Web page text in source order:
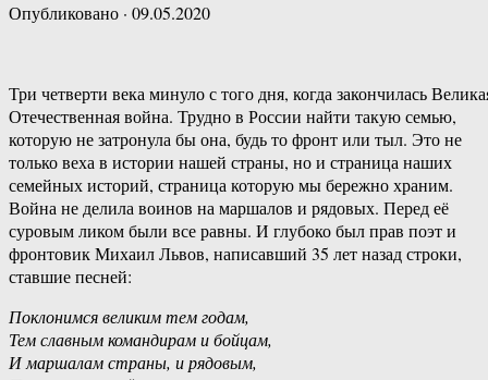
Опубликовано · 09.05.2020
Три четверти века минуло с того дня, когда закончилась
Отечественная война. Трудно в России найти такую семью,
которую не затронула бы она, будь то фронт или тыл. Это не
только веха в истории нашей страны, но и страница наших
семейных историй, страница которую мы бережно храним.
Война не делила воинов на маршалов и рядовых. Перед её
суровым ликом были все равны. И глубоко был прав поэт и
фронтовик Михаил Львов, написавший 35 лет назад строки,
ставшие песней:
Поклонимся великим тем годам,
Тем славным командирам и бойцам,
И маршалам страны, и рядовым,